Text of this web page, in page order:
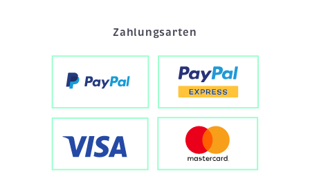
Zahlungsarten